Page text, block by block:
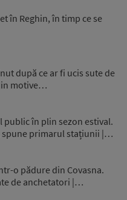
în Reghin, în timp ce se
după ce ar fi ucis sute de
motive…
public în plin sezon estival.
spune primarul stațiunii |…
o pădure din Covasna.
de anchetatori |…